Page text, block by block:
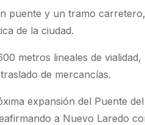
puente y un tramo
de la ciudad.
metros lineales de
de mercancías.
expansión del Puente
a Nuevo Laredo